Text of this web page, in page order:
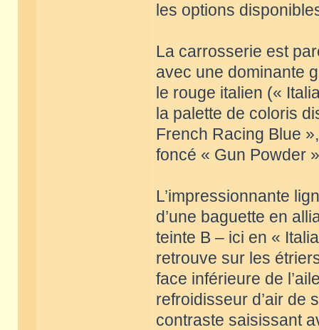
les options
La carrosserie est
avec une dominante
le rouge italien («
la palette de coloris
French Racing Blue
foncé « Gun Powder
L’impressionnante
d’une baguette en
teinte B – ici en «
retrouve sur les
face inférieure de
refroidisseur d’air de
contraste saisissant